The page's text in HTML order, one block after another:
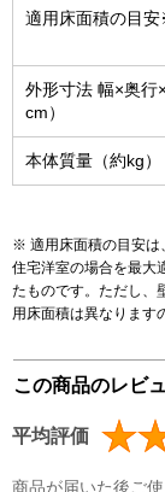
適用床面積の目
外形寸法 幅×奥行
cm）
本体質量（約kg）
※ 適用床面積の目安は
住宅洋室の場合を最大
たものです。ただし、
用床面積は異なります
この商品のレビ
平均評価
商品が届いた後ご使